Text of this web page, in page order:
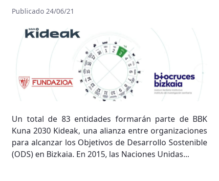
Publicado 24/06/21
Un total de 83 entidades formarán parte de BBK
Kuna 2030 Kideak, una alianza entre organizaciones
para alcanzar los Objetivos de Desarrollo Sostenible
(ODS) en Bizkaia. En 2015, las Naciones Unidas...